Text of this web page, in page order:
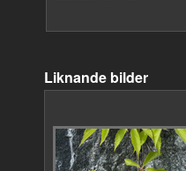
Liknande bilder